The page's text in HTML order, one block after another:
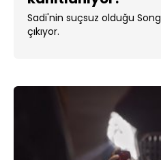
Sadi'nin suçsuz olduğu
çıkıyor.